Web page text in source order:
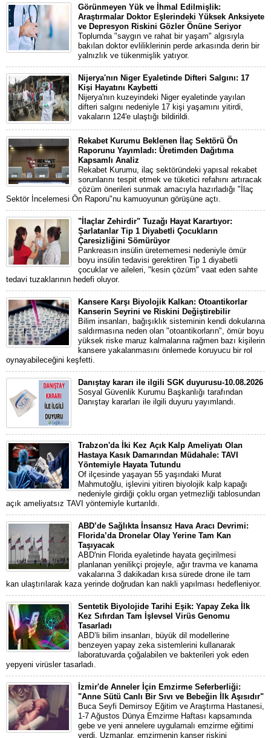
Görünmeyen Yük ve İhmal Edilmişlik:
Araştırmalar Doktor Eşlerindeki Yüksek Anksiyete
ve Depresyon Riskini Gözler Önüne Seriyor
Toplumda "saygın ve rahat bir yaşam" algısıyla
bakılan doktor evliliklerinin perde arkasında derin bir
yalnızlık ve tükenmişlik yatıyor.
Nijerya'nın Niger Eyaletinde Difteri Salgını: 17
Kişi Hayatını Kaybetti
Nijerya'nın kuzeyindeki Niger eyaletinde yayılan
difteri salgını nedeniyle 17 kişi yaşamını yitirdi,
vakaların 124'e ulaştığı bildirildi.
Rekabet Kurumu Beklenen İlaç Sektörü Ön
Raporunu Yayımladı: Üretimden Dağıtıma
Kapsamlı Analiz
Rekabet Kurumu, ilaç sektöründeki yapısal rekabet
sorunlarını tespit etmek ve tüketici refahını artıracak
çözüm önerileri sunmak amacıyla hazırladığı "İlaç
Sektör İncelemesi Ön Raporu"nu kamuoyunun görüşüne açtı.
"İlaçlar Zehirdir" Tuzağı Hayat Karartıyor:
Şarlatanlar Tip 1 Diyabetli Çocukların
Çaresizliğini Sömürüyor
Pankreasın insülin üretememesi nedeniyle ömür
boyu insülin tedavisi gerektiren Tip 1 diyabetli
çocuklar ve aileleri, "kesin çözüm" vaat eden sahte
tedavi tuzaklarının hedefi oluyor.
Kansere Karşı Biyolojik Kalkan: Otoantikorlar
Kanserin Seyrini ve Riskini Değiştirebilir
Bilim insanları, bağışıklık sisteminin kendi dokularına
saldırmasına neden olan "otoantikorların", ömür boyu
yüksek riske maruz kalmalarına rağmen bazı kişilerin
kansere yakalanmasını önlemede koruyucu bir rol
oynayabileceğini keşfetti.
Danıştay kararı ile ilgili SGK duyurusu-10.08.2026
Sosyal Güvenlik Kurumu Başkanlığı tarafından
Danıştay kararları ile ilgili duyuru yayımlandı.
Trabzon'da İki Kez Açık Kalp Ameliyatı Olan
Hastaya Kasık Damarından Müdahale: TAVI
Yöntemiyle Hayata Tutundu
Of ilçesinde yaşayan 55 yaşındaki Murat
Mahmutoğlu, işlevini yitiren biyolojik kalp kapağı
nedeniyle girdiği çoklu organ yetmezliği tablosundan
açık ameliyatsız TAVI yöntemiyle kurtarıldı.
ABD’de Sağlıkta İnsansız Hava Aracı Devrimi:
Florida’da Dronelar Olay Yerine Tam Kan
Taşıyacak
ABD'nin Florida eyaletinde hayata geçirilmesi
planlanan yenilikçi projeyle, ağır travma ve kanama
vakalarına 3 dakikadan kısa sürede drone ile tam
kan ulaştırılarak kaza yerinde doğrudan kan nakli yapılması hedefleniyor.
Sentetik Biyolojide Tarihi Eşik: Yapay Zeka İlk
Kez Sıfırdan Tam İşlevsel Virüs Genomu
Tasarladı
ABD’li bilim insanları, büyük dil modellerine
benzeyen yapay zeka sistemlerini kullanarak
laboratuvarda çoğalabilen ve bakterileri yok eden
yepyeni virüsler tasarladı.
İzmir'de Anneler İçin Emzirme Seferberliği:
"Anne Sütü Canlı Bir Sıvı ve Bebeğin İlk Aşısıdır"
Buca Seyfi Demirsoy Eğitim ve Araştırma Hastanesi,
1-7 Ağustos Dünya Emzirme Haftası kapsamında
gebe ve yeni annelere uygulamalı emzirme eğitimi
verdi. Uzmanlar, emzirmenin kanser riskini